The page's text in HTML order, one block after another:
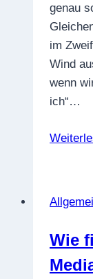
genau
im
Wind
wenn
ich“…
Wie